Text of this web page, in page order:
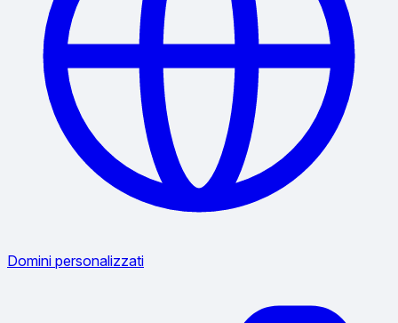
Domini personalizzati